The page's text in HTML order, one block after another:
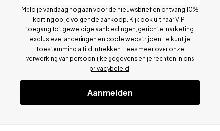
Meld je vandaag nog aan voor de nieuwsbrief en ontvang 10%
korting op je volgende aankoop. Kijk ook uit naar VIP-
toegang tot geweldige aanbiedingen, gerichte marketing,
exclusieve lanceringen en coole wedstrijden. Je kunt je
toestemming altijd intrekken. Lees meer over onze
verwerking van persoonlijke gegevens en je rechten in ons
privacybeleid
Aanmelden